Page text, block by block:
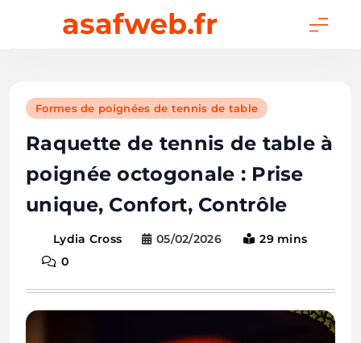
asafweb.fr
Formes de poignées de tennis de table
Raquette de tennis de table à
poignée octogonale : Prise
unique, Confort, Contrôle
Lydia Cross 05/02/2026
29 mins
0